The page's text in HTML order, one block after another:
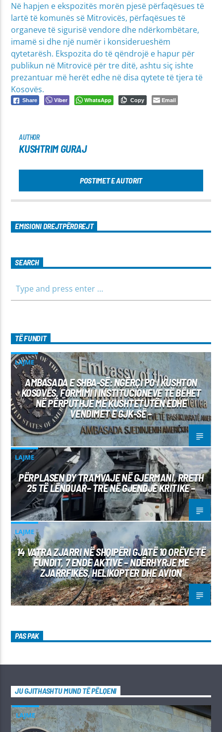
Në hapjen e ekspozitës morën pjesë përfaqësues të
lartë të komunës së Mitrovicës, përfaqësues të
organeve të sigurisë vendore dhe ndërkombëtare,
imamë si dhe një numër i konsiderueshëm
qytetarësh. Ekspozita do të qëndrojë e hapur për
publikun në Mitrovicë për tre ditë, ashtu siç ishte
prezantuar më herët edhe në disa qytete të tjera të
Kosovës.
Share Viber WhatsApp Copy Email
AUTHOR
KUSHTRIM GURAJ
POSTIMET E AUTORIT
EMISIONI DREJTPËRDREJT
SEARCH
TË FUNDIT
LAJME
AMBASADA E SHBA-SË: NGËRÇI PO I KUSHTON
KOSOVËS, FORMIMI I INSTITUCIONEVE TË BËHET
NË PËRPUTHJE ME KUSHTETUTËN EDHE
VENDIMET E GJK-SË –
LAJME
PËRPLASEN DY TRAMVAJE NË GJERMANI, RRETH
25 TË LËNDUAR– TRE NË GJENDJE KRITIKE –
LAJME
14 VATRA ZJARRI NË SHQIPËRI GJATË 10 ORËVE TË
FUNDIT, 7 ENDE AKTIVE – NDËRHYRJE ME
ZJARRFIKËS, HELIKOPTER DHE AVION
PAS PAK
JU GJITHASHTU MUND TË PËLQENI
LAJME